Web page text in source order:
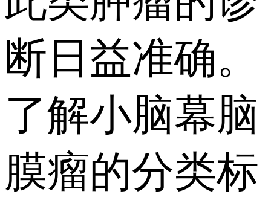
断日益准确。
了解小脑幕脑
膜瘤的分类标